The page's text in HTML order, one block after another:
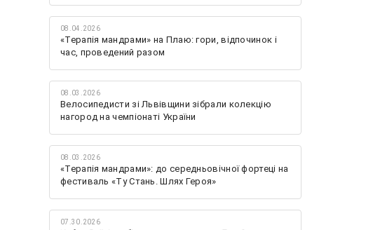
08.04.2026
«Терапія мандрами» на Плаю: гори, відпочинок і
час, проведений разом
08.03.2026
Велосипедисти зі Львівщини зібрали колекцію
нагород на чемпіонаті України
08.03.2026
«Терапія мандрами»: до середньовічної фортеці на
фестиваль «Ту Стань. Шлях Героя»
07.30.2026